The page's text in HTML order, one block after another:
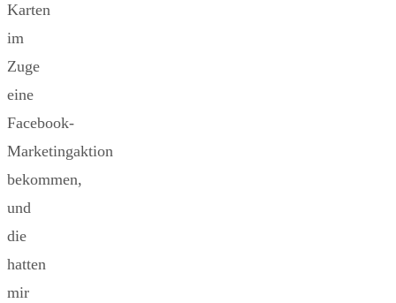
Karten
im
Zuge
eine
Facebook-
Marketingaktion
bekommen,
und
die
hatten
mir